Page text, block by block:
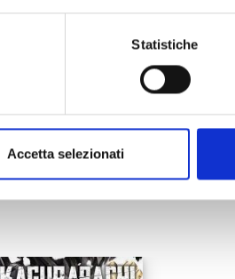
Statistiche
Accetta selezionati